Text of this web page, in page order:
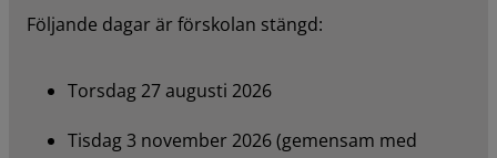
Följande dagar är förskolan stängd:
Torsdag 27 augusti 2026
Tisdag 3 november 2026 (gemensam med